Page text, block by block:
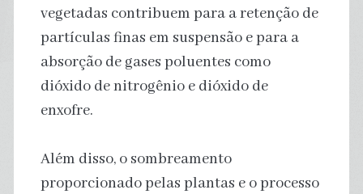
vegetadas contribuem para a retenção de
partículas finas em suspensão e para a
absorção de gases poluentes como
dióxido de nitrogênio e dióxido de
enxofre.
Além disso, o sombreamento
proporcionado pelas plantas e o processo